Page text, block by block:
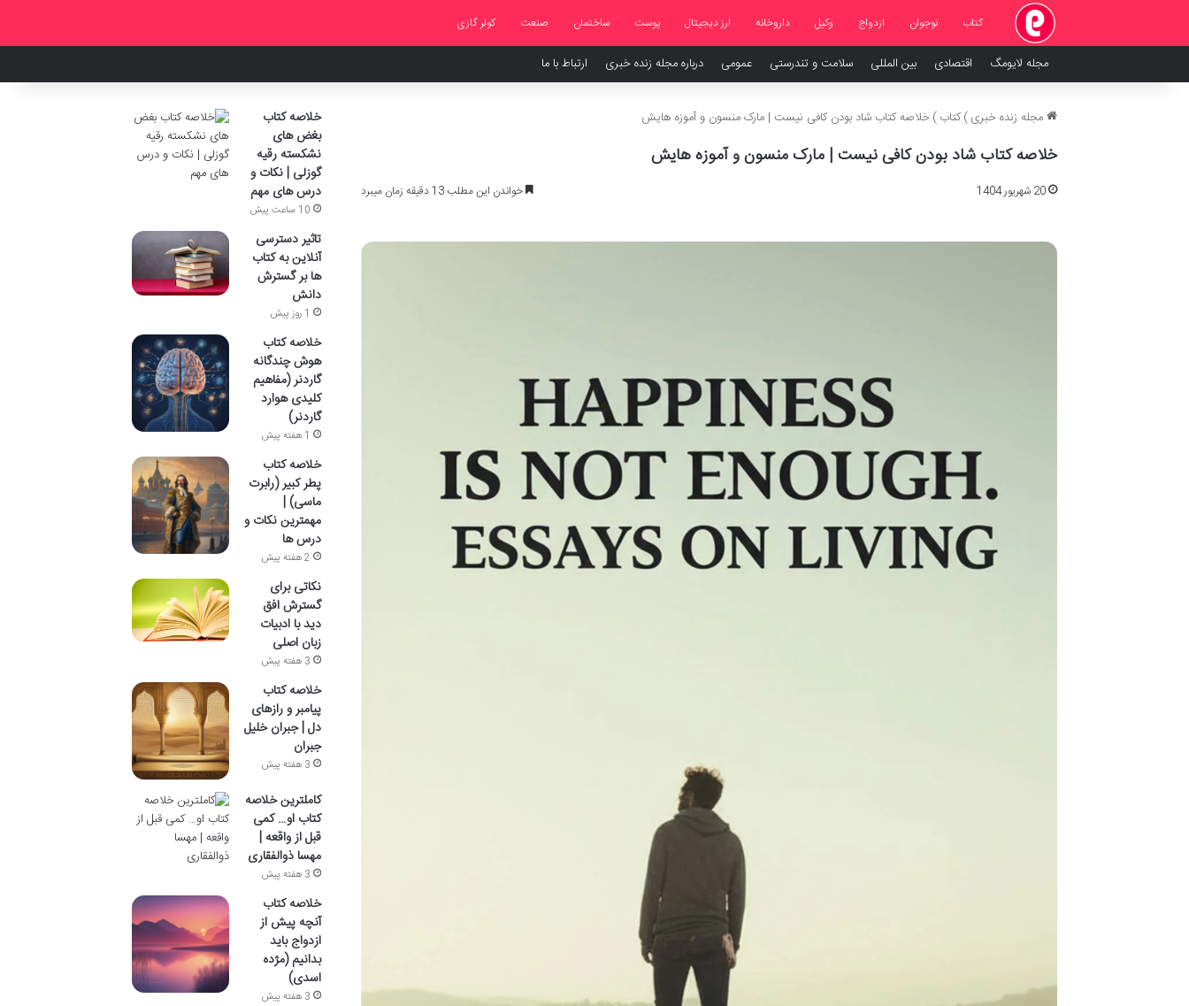
کتاب نوجوان ازدواج وکیل داروخانه ارز دیجیتال پوست ساختمان صنعت کولر گازی
مجله لایومگ اقتصادی بین المللی سلامت و تندرستی عمومی درباره مجله زنده خبری ارتباط با ما
مجله زنده خبری ) کتاب ) خلاصه کتاب شاد بودن کافی نیست | مارک منسون و آموزه هایش
خلاصه کتاب شاد بودن کافی نیست | مارک منسون و آموزه هایش
20 شهریور 1404 خواندن این مطلب 13 دقیقه زمان میبرد
خلاصه کتاب
بغض های
نشکسته رقیه
گوزلی | نکات و
درس های مهم
10 ساعت پیش
تاثیر دسترسی
آنلاین به کتاب
ها بر گسترش
دانش
1 روز پیش
خلاصه کتاب
هوش چندگانه
گاردنر (مفاهیم
کلیدی هوارد
گاردنر)
1 هفته پیش
خلاصه کتاب
پطر کبیر (رابرت
ماسی) |
مهمترین نکات و
درس ها
2 هفته پیش
نکاتی برای
گسترش افق
دید با ادبیات
زبان اصلی
3 هفته پیش
خلاصه کتاب
پیامبر و رازهای
دل | جبران خلیل
جبران
3 هفته پیش
کاملترین خلاصه
کتاب او… کمی
قبل از واقعه |
مهسا ذوالفقاری
3 هفته پیش
خلاصه کتاب
آنچه پیش از
ازدواج باید
بدانیم (مژده
اسدی)
3 هفته پیش